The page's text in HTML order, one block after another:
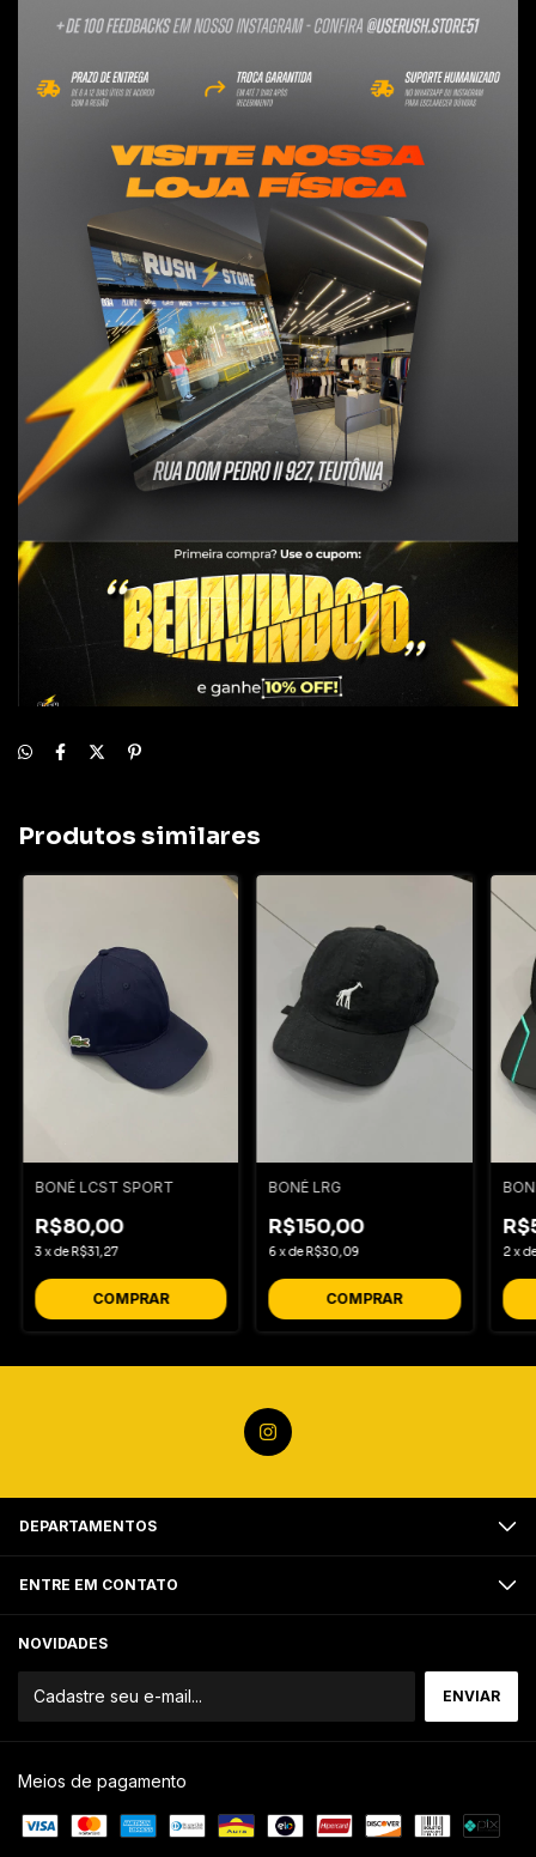
Produtos similares
BONÉ LCST SPORT
R$80,00
3xde R$31,27
COMPRAR
BONÉ LRG
R$150,00
6xde R$30,09
COMPRAR
2x
DEPARTAMENTOS
ENTRE EM CONTATO
NOVIDADES
Meios de pagamento